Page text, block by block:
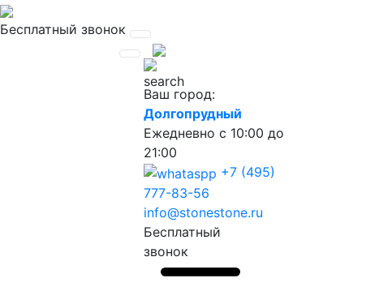
Бесплатный звонок
Ваш город:
Долгопрудный
Ежедневно с 10:00 до
21:00
+7 (495)
777-83-56
info@stonestone.ru
Бесплатный
звонок